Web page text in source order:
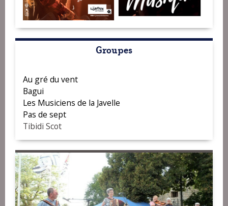
Groupes
Au gré du vent
Bagui
Les Musiciens de la Javelle
Pas de sept
Tibidi Scot